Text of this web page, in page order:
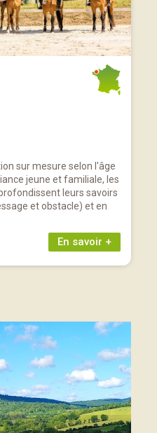
sur mesure selon l'âge
jeune et familiale, les
leurs savoirs
et obstacle) et en
En savoir +